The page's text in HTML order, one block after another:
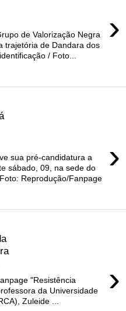
›
de Valorização Negra
trajetória de Dandara dos
/ Foto...
›
sua pré-candidatura a
sábado, 09, na sede do
Reprodução/Fanpage
›
"Resistência
da Universidade
Zuleide ...